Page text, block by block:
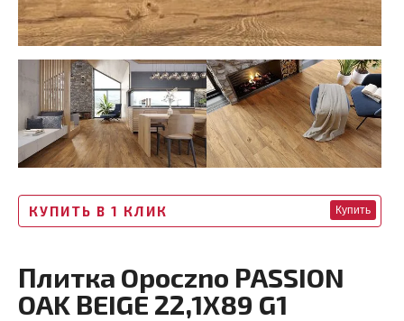
КУПИТЬ В 1 КЛИК Купить
Плитка Opoczno PASSION
OAK BEIGE 22,1X89 G1